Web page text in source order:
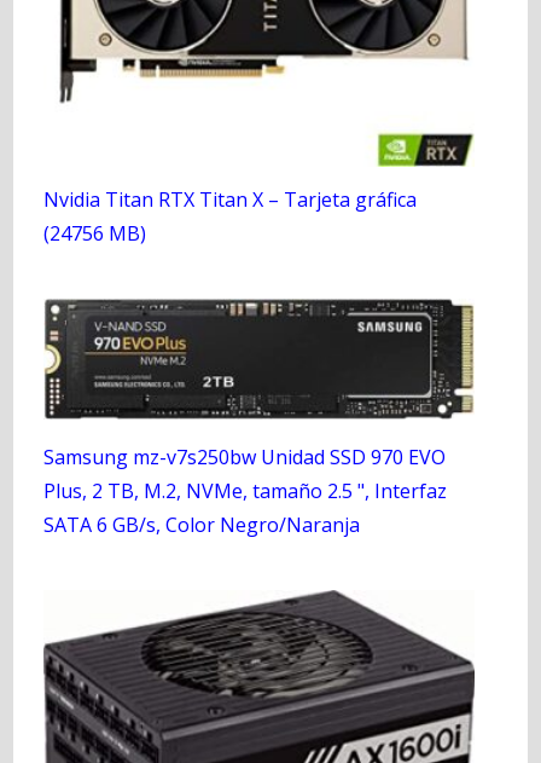
Nvidia Titan RTX Titan X – Tarjeta gráfica
(24756 MB)
Samsung mz-v7s250bw Unidad SSD 970 EVO
Plus, 2 TB, M.2, NVMe, tamaño 2.5 ", Interfaz
SATA 6 GB/s, Color Negro/Naranja